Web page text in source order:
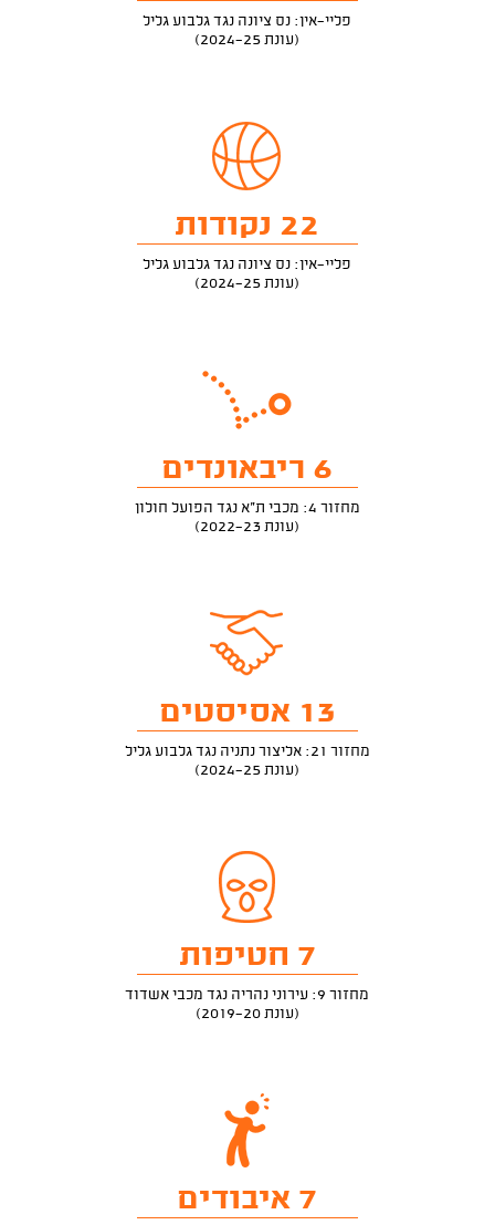
פליי-אין: נס ציונה נגד גלבוע גליל
(עונת 2024-25)
22 נקודות
פליי-אין: נס ציונה נגד גלבוע גליל
(עונת 2024-25)
6 ריבאונדים
מחזור 4: מכבי ת"א נגד הפועל חולון
(עונת 2022-23)
13 אסיסטים
מחזור 21: אליצור נתניה נגד גלבוע גליל
(עונת 2024-25)
7 חטיפות
מחזור 9: עירוני נהריה נגד מכבי אשדוד
(עונת 2019-20)
7 איבודים